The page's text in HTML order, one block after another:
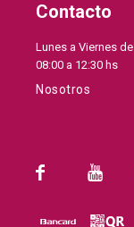
 
Contacto
Lunes a Viernes
08:00 a 12:30 hs
Nosotros